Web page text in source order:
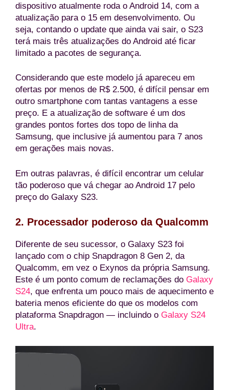
dispositivo atualmente roda o Android 14, com a
atualização para o 15 em desenvolvimento. Ou
seja, contando o update que ainda vai sair, o S23
terá mais três atualizações do Android até ficar
limitado a pacotes de segurança.
Considerando que este modelo já apareceu em
ofertas por menos de R$ 2.500, é difícil pensar em
outro smartphone com tantas vantagens a esse
preço. E a atualização de software é um dos
grandes pontos fortes dos topo de linha da
Samsung, que inclusive já aumentou para 7 anos
em gerações mais novas.
Em outras palavras, é difícil encontrar um celular
tão poderoso que vá chegar ao Android 17 pelo
preço do Galaxy S23.
2. Processador poderoso da Qualcomm
Diferente de seu sucessor, o Galaxy S23 foi
lançado com o chip Snapdragon 8 Gen 2, da
Qualcomm, em vez o Exynos da própria Samsung.
Este é um ponto comum de reclamações do Galaxy
S24, que enfrenta um pouco mais de aquecimento e
bateria menos eficiente do que os modelos com
plataforma Snapdragon — incluindo o Galaxy S24
Ultra.